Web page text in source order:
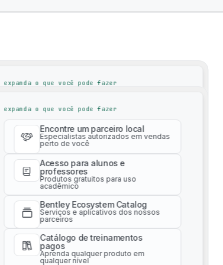
expanda o que você pode fazer
Especialistas autorizados em vendas
Acesso para alunos e
professores
Produtos gratuitos para uso
acadêmico
Bentley Ecosystem Catalog
Serviços e aplicativos dos nossos
parceiros
Catálogo de treinamentos
pagos
Aprenda qualquer produto em
qualquer nível
Serviços profissionais
Receba orientação especializada
expanda o que você pode fazer
Encontre um parceiro local
Especialistas autorizados em vendas
perto de você
Acesso para alunos e
professores
Produtos gratuitos para uso
acadêmico
Bentley Ecosystem Catalog
Serviços e aplicativos dos nossos
parceiros
Catálogo de treinamentos
pagos
Aprenda qualquer produto em
qualquer nível
Drive Successful Infrastructure